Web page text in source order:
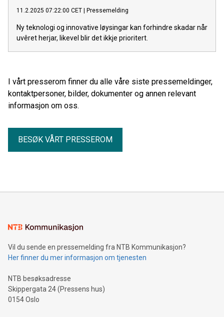
11.2.2025 07:22:00 CET Pressemelding
Ny teknologi og innovative løysingar kan forhindre skadar når
uvêret herjar, likevel blir det ikkje prioritert.
I vårt presserom finner du alle våre siste pressemeldinger,
kontaktpersoner, bilder, dokumenter og annen relevant
informasjon om oss.
BESØK VÅRT PRESSEROM
Vil du sende en pressemelding fra NTB Kommunikasjon?
Her finner du mer informasjon om tjenesten
NTB besøksadresse
Skippergata 24 (Pressens hus)
0154 Oslo